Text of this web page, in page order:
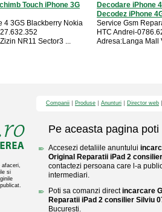
Touch iPhone 3G
4 3GS Blackberry Nokia
NR11 Sector3 ...
Decodare iPhone
Decodez iPhone
Service Gsm
HTC Andrei-
Adresa:Langa Mall
afaceri,
si
Companii Produse Anunturi Director web
Pe aceasta pagina poti
Accesezi detaliile anuntului
Original Reparatii iPad 2
contactezi persoana care l-a
intermediari.
Poti sa comanzi directincarcare
Reparatii iPad 2 consilier Silviu
Bucuresti.